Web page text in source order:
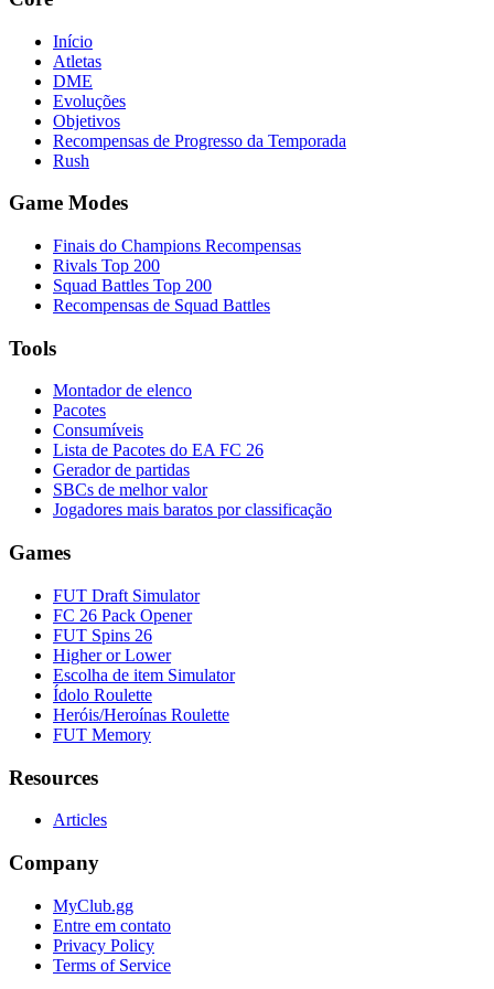
Início
Atletas
DME
Evoluções
Objetivos
Recompensas de Progresso da Temporada
Rush
Game Modes
Finais do Champions Recompensas
Rivals Top 200
Squad Battles Top 200
Recompensas de Squad Battles
Tools
Montador de elenco
Pacotes
Consumíveis
Lista de Pacotes do EA FC 26
Gerador de partidas
SBCs de melhor valor
Jogadores mais baratos por classificação
Games
FUT Draft Simulator
FC 26 Pack Opener
FUT Spins 26
Higher or Lower
Escolha de item Simulator
Ídolo Roulette
Heróis/Heroínas Roulette
FUT Memory
Resources
Articles
Company
MyClub.gg
Entre em contato
Privacy Policy
Terms of Service